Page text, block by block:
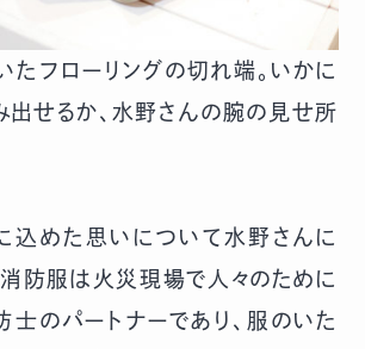
フローリングの切れ端。いかに
出せるか、水野さんの腕の見せ所
に込めた思いについて水野さんに
消防服は火災現場で人々のために
士のパートナーであり、服のいた